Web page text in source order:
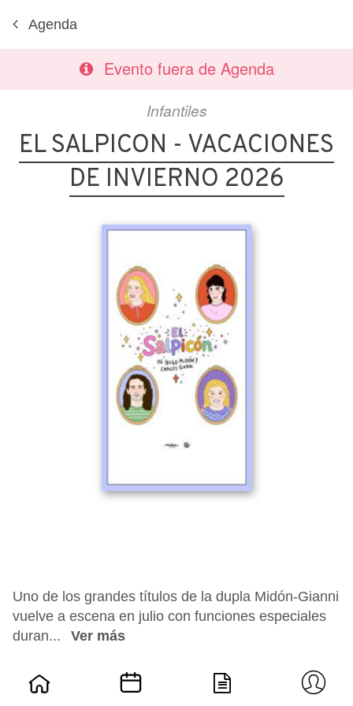
Agenda
Evento fuera de Agenda
Infantiles
EL SALPICON - VACACIONES
DE INVIERNO 2026
Uno de los grandes títulos de la dupla Midón-Gianni
vuelve a escena en julio con funciones especiales
duran...
Ver más